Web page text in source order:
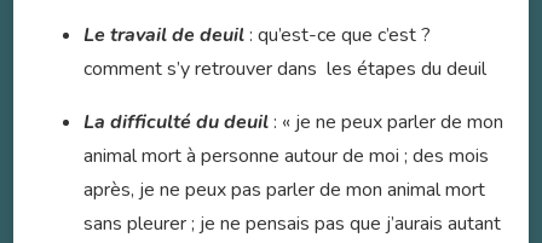
Le travail de deuil: qu’est-ce que c’est ?
comment s’y retrouver dans les étapes du deuil
La difficulté du deuil: « je ne peux parler de mon
animal mort à personne autour de moi ; des mois
après, je ne peux pas parler de mon animal mort
sans pleurer ; je ne pensais pas que j’aurais autant